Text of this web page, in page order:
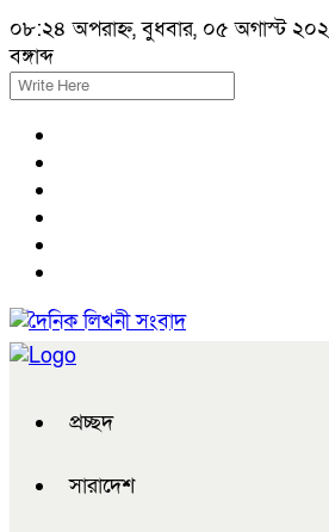
০৮:২৪ অপরাহ্ন, বুধবার, ০৫ অগাস্ট
বঙ্গাব্দ
প্রচ্ছদ
সারাদেশ